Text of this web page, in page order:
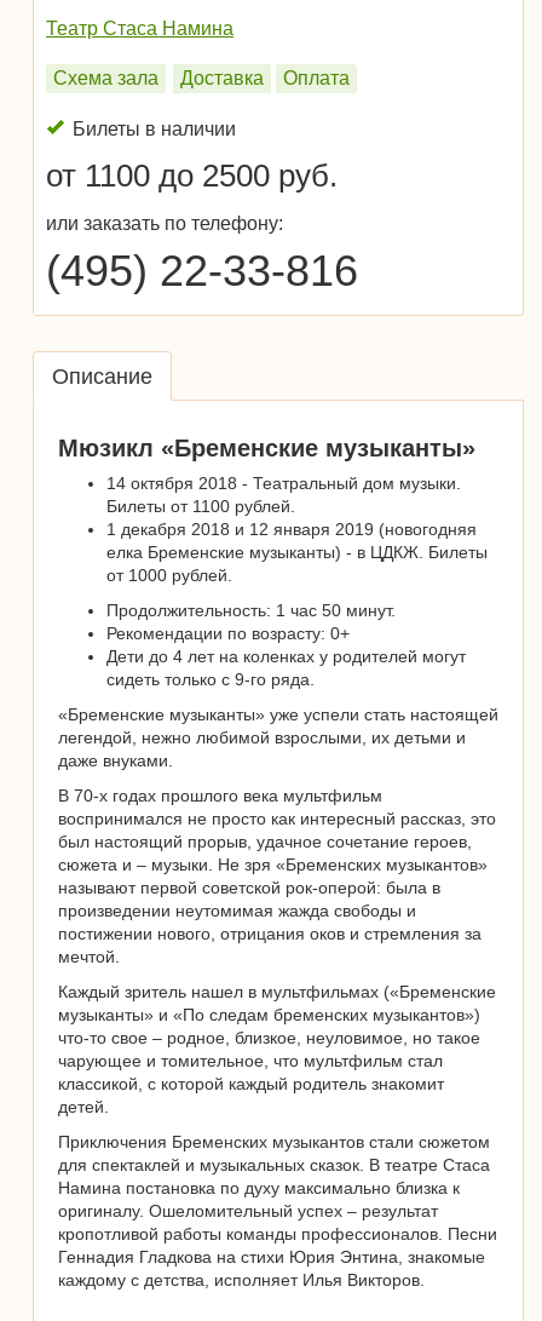
Театр Стаса Намина
Схема зала Доставка Оплата
Билеты в наличии
от 1100 до 2500 руб.
или заказать по телефону:
(495) 22-33-816
Описание
Мюзикл «Бременские музыканты»
14 октября 2018 - Театральный дом музыки.
Билеты от 1100 рублей.
1 декабря 2018 и 12 января 2019 (новогодняя
елка Бременские музыканты) - в ЦДКЖ. Билеты
от 1000 рублей.
Продолжительность: 1 час 50 минут.
Рекомендации по возрасту: 0+
Дети до 4 лет на коленках у родителей могут
сидеть только с 9-го ряда.
«Бременские музыканты» уже успели стать настоящей
легендой, нежно любимой взрослыми, их детьми и
даже внуками.
В 70-х годах прошлого века мультфильм
воспринимался не просто как интересный рассказ, это
был настоящий прорыв, удачное сочетание героев,
сюжета и – музыки. Не зря «Бременских музыкантов»
называют первой советской рок-оперой: была в
произведении неутомимая жажда свободы и
постижении нового, отрицания оков и стремления за
мечтой.
Каждый зритель нашел в мультфильмах («Бременские
музыканты» и «По следам бременских музыкантов»)
что-то свое – родное, близкое, неуловимое, но такое
чарующее и томительное, что мультфильм стал
классикой, с которой каждый родитель знакомит
детей.
Приключения Бременских музыкантов стали сюжетом
для спектаклей и музыкальных сказок. В театре Стаса
Намина постановка по духу максимально близка к
оригиналу. Ошеломительный успех – результат
кропотливой работы команды профессионалов. Песни
Геннадия Гладкова на стихи Юрия Энтина, знакомые
каждому с детства, исполняет Илья Викторов.